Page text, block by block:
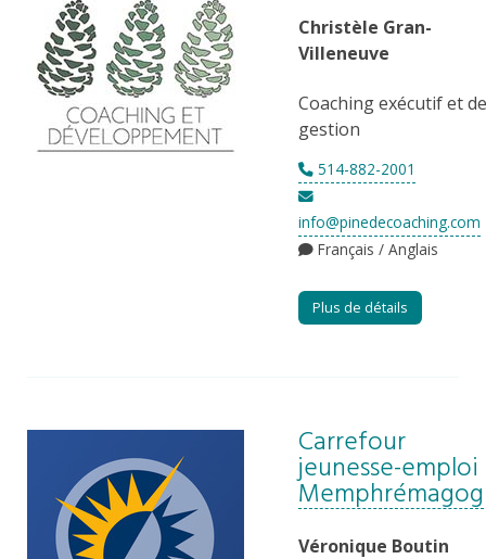
Christèle Gran-
Villeneuve
Coaching exécutif et de
gestion
514-882-2001
info@pinedecoaching.com
Français / Anglais
Plus de détails
Carrefour
jeunesse-emploi
Memphrémagog
Véronique Boutin